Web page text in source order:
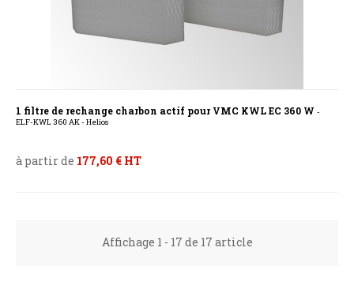
1 filtre de rechange charbon actif pour VMC KWL EC 360 W -
ELF-KWL 360 AK - Helios
à partir de 177,60 € HT
Affichage 1 - 17 de 17 article